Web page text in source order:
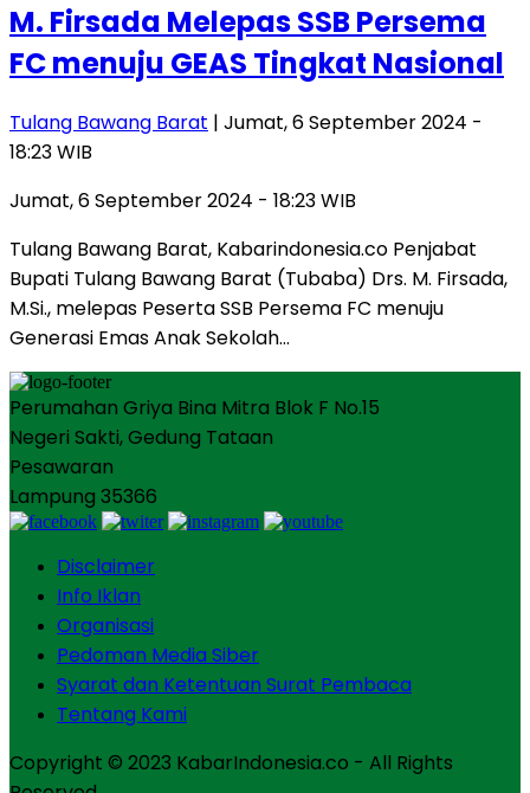
M. Firsada Melepas SSB Persema
FC menuju GEAS Tingkat Nasional
Tulang Bawang Barat | Jumat, 6 September 2024 -
18:23 WIB
Jumat, 6 September 2024 - 18:23 WIB
Tulang Bawang Barat, Kabarindonesia.co Penjabat
Bupati Tulang Bawang Barat (Tubaba) Drs. M. Firsada,
M.Si., melepas Peserta SSB Persema FC menuju
Generasi Emas Anak Sekolah…
Perumahan Griya Bina Mitra Blok F No.15
Negeri Sakti, Gedung Tataan
Pesawaran
Lampung 35366
Disclaimer
Info Iklan
Organisasi
Pedoman Media Siber
Syarat dan Ketentuan Surat Pembaca
Tentang Kami
Copyright © 2023 KabarIndonesia.co - All Rights